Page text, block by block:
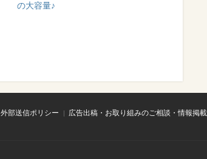
の大容量♪
外部送信ポリシー
広告出稿・お取り組みのご相談・情報掲